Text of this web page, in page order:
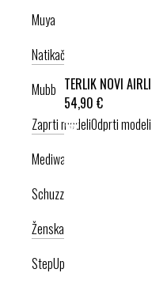
TERLIK NOVI
54,90 €
Muya
Natikači
Mubb
Zaprti modeliOdprti modeli
Mediwalk
Schuzz
Ženska kolekcija
StepUp